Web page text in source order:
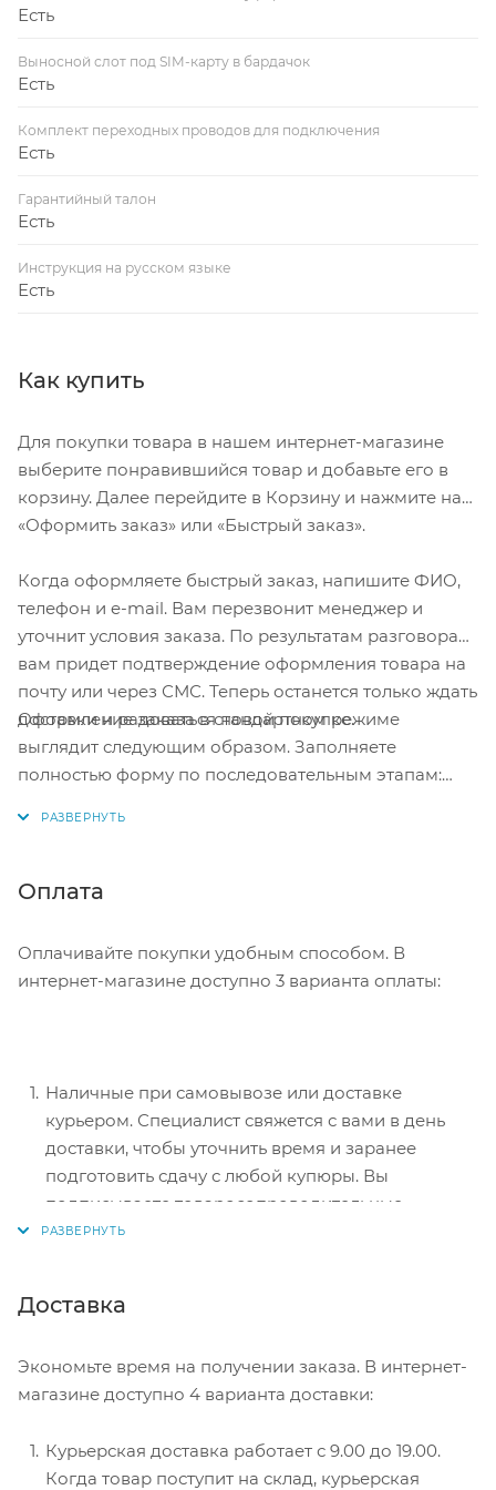
Есть
Выносной слот под SIM-карту в бардачок
Есть
Комплект переходных проводов для подключения
Есть
Гарантийный талон
Есть
Инструкция на русском языке
Есть
Как купить
Для покупки товара в нашем интернет-магазине
выберите понравившийся товар и добавьте его в
корзину. Далее перейдите в Корзину и нажмите на
«Оформить заказ» или «Быстрый заказ».
Когда оформляете быстрый заказ, напишите ФИО,
телефон и e-mail. Вам перезвонит менеджер и
уточнит условия заказа. По результатам разговора
вам придет подтверждение оформления товара на
почту или через СМС. Теперь останется только ждать
доставки и радоваться новой покупке.
Оформление заказа в стандартном режиме
выглядит следующим образом. Заполняете
полностью форму по последовательным этапам:
Нажмите кнопку «Оформить заказ».
Оплата
Оплачивайте покупки удобным способом. В
интернет-магазине доступно 3 варианта оплаты:
Наличные при самовывозе или доставке
курьером. Специалист свяжется с вами в день
доставки, чтобы уточнить время и заранее
подготовить сдачу с любой купюры. Вы
подписываете товаросопроводительные
документы, вносите денежные средства,
перенаправит вас на сервер системы ASSIST.
Здесь нужно ввести номер карты, срок действия
Электронные системы при онлайн-заказе:
Доставка
Экономьте время на получении заказа. В интернет-
магазине доступно 4 варианта доставки:
Курьерская доставка работает с 9.00 до 19.00.
Когда товар поступит на склад, курьерская